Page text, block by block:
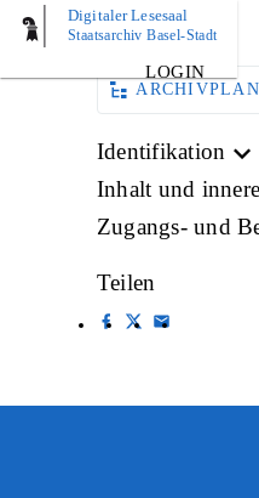
Digitaler Lesesaal
Staatsarchiv Basel-Stadt
LOGIN
BILD
ARCHIVPLAN
Identifikation
Inhalt und
Zugangs- und
Teilen